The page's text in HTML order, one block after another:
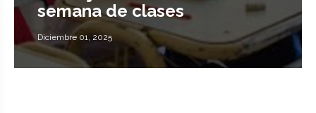
semana de clases
Diciembre 01, 2025